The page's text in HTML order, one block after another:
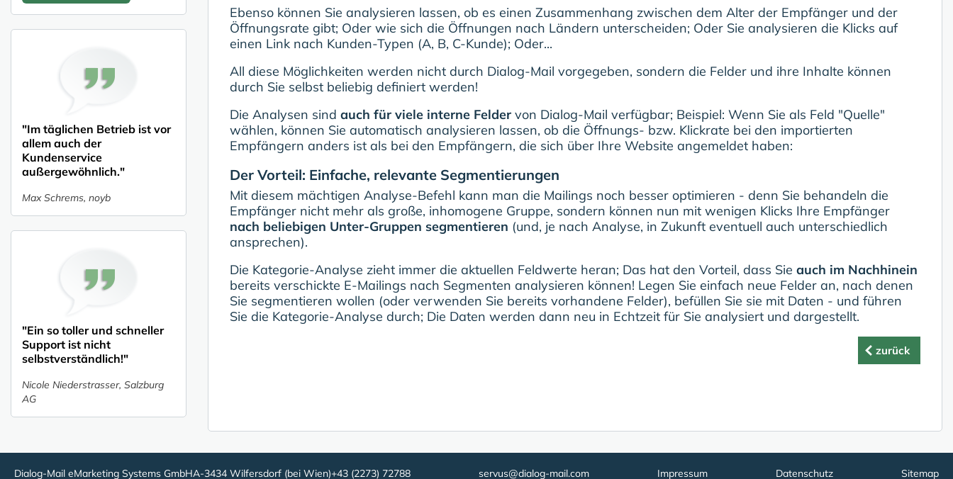
Ebenso können Sie analysieren lassen, ob es einen Zusammenhang zwischen dem Alter der Empfänger und der
Öffnungsrate gibt; Oder wie sich die Öffnungen nach Ländern unterscheiden; Oder Sie analysieren die Klicks auf
einen Link nach Kunden-Typen (A, B, C-Kunde); Oder...
All diese Möglichkeiten werden nicht durch Dialog-Mail vorgegeben, sondern die Felder und ihre Inhalte können
durch Sie selbst beliebig definiert werden!
Die Analysen sind auch für viele interne Felder von Dialog-Mail verfügbar; Beispiel: Wenn Sie als Feld "Quelle"
wählen, können Sie automatisch analysieren lassen, ob die Öffnungs- bzw. Klickrate bei den importierten
Empfängern anders ist als bei den Empfängern, die sich über Ihre Website angemeldet haben:
Der Vorteil: Einfache, relevante Segmentierungen
Mit diesem mächtigen Analyse-Befehl kann man die Mailings noch besser optimieren - denn Sie behandeln die
Empfänger nicht mehr als große, inhomogene Gruppe, sondern können nun mit wenigen Klicks Ihre Empfänger
nach beliebigen Unter-Gruppen segmentieren (und, je nach Analyse, in Zukunft eventuell auch unterschiedlich
ansprechen).
Die Kategorie-Analyse zieht immer die aktuellen Feldwerte heran; Das hat den Vorteil, dass Sie auch im Nachhinein
bereits verschickte E-Mailings nach Segmenten analysieren können! Legen Sie einfach neue Felder an, nach denen
Sie segmentieren wollen (oder verwenden Sie bereits vorhandene Felder), befüllen Sie sie mit Daten - und führen
Sie die Kategorie-Analyse durch; Die Daten werden dann neu in Echtzeit für Sie analysiert und dargestellt.
zurück
"Im täglichen Betrieb ist vor
allem auch der
Kundenservice
außergewöhnlich."
Max Schrems, noyb
"Ein so toller und schneller
Support ist nicht
selbstverständlich!"
Nicole Niederstrasser, Salzburg
AG
Dialog-Mail eMarketing Systems GmbHA-3434 Wilfersdorf (bei Wien)+43 (2273) 72788 servus@dialog-mail.com Impressum Datenschutz Sitemap